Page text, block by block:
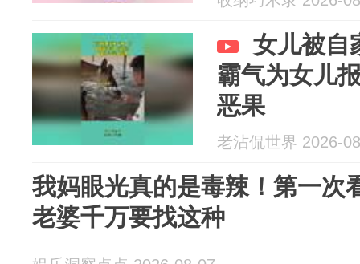
女儿被自
霸气为女儿
恶果
老沾侃世界 2026-
我妈眼光真的是毒辣！第一次
老婆千万要找这种